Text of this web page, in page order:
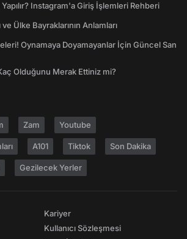
Instagram'a Giriş İşlemleri Rehberi
Ülke Bayraklarının Anlamları
Oynamaya Doyamayanlar İçin Güncel San
Olduğunu Merak Ettiniz mi?
Zam Youtube
A101 Tiktok Son Dakika
Gezilecek Yerler
Kariyer
Kullanıcı Sözleşmesi